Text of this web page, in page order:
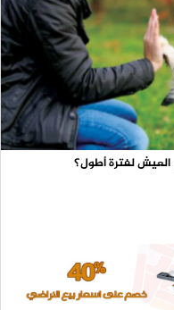
لفترة أطول؟